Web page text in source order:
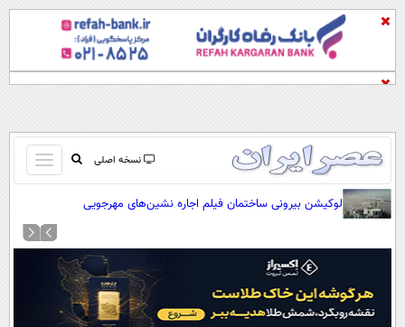
نسخه اصلی
باز
و
کردن
صفحه اول
آرشیو
نظرسنجی
آب و هوا
لوکیشن بیرونی ساختمان فیلم اجاره نشین‌های مهرجویی